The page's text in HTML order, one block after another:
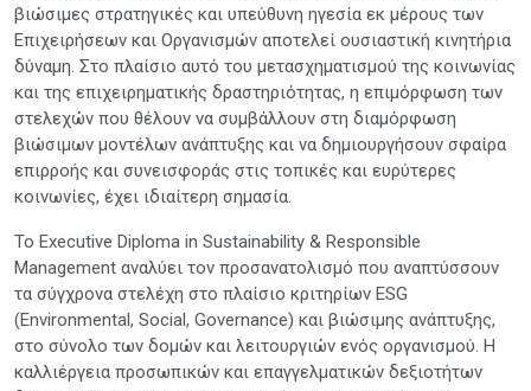
βιώσιμες στρατηγικές και υπεύθυνη ηγεσία εκ μέρους των
Επιχειρήσεων και Οργανισμών αποτελεί ουσιαστική κινητήρια
δύναμη. Στο πλαίσιο αυτό του μετασχηματισμού της κοινωνίας
και της επιχειρηματικής δραστηριότητας, η επιμόρφωση των
στελεχών που θέλουν να συμβάλλουν στη διαμόρφωση
βιώσιμων μοντέλων ανάπτυξης και να δημιουργήσουν σφαίρα
επιρροής και συνεισφοράς στις τοπικές και ευρύτερες
κοινωνίες, έχει ιδιαίτερη σημασία.
Το Executive Diploma in Sustainability & Responsible
Management αναλύει τον προσανατολισμό που αναπτύσσουν
τα σύγχρονα στελέχη στο πλαίσιο κριτηρίων ESG
(Environmental, Social, Governance) και βιώσιμης ανάπτυξης,
στο σύνολο των δομών και λειτουργιών ενός οργανισμού. Η
καλλιέργεια προσωπικών και επαγγελματικών δεξιοτήτων